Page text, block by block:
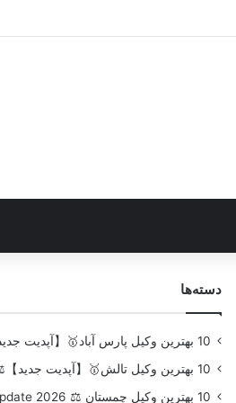
دسته‌ها
10 بهترین وکیل پارس آباد🥇【آپدیت جدید】⚖️
10 بهترین وکیل تالش🥇【آپدیت جدید】⚖️
10 بهترین وکیل چمستان ⚖️ update 2026